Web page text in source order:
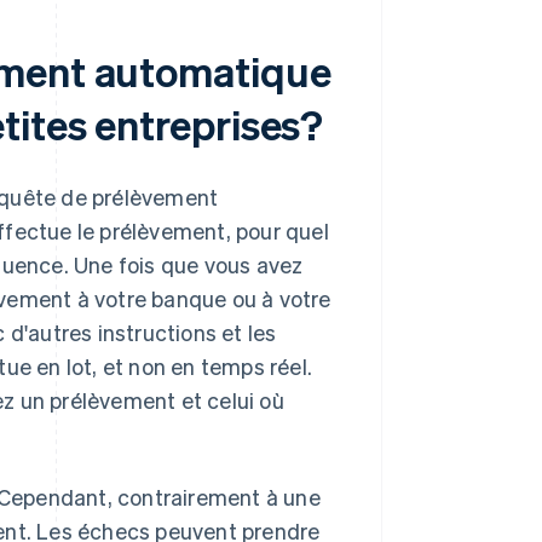
automatique
entreprises?
de prélèvement
le prélèvement, pour quel
Une fois que vous avez
à votre banque ou à votre
d'autres instructions et les
en lot, et non en temps réel.
un prélèvement et celui où
contrairement à une
Les échecs peuvent prendre